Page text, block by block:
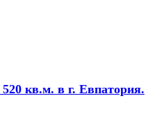
кв.м. в г. Евпатория.